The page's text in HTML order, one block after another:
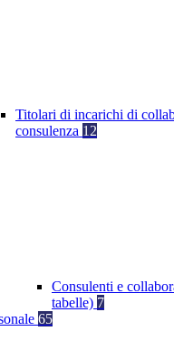
Titolari di incarichi di
consulenza 12
Consulenti e
tabelle) 7
65